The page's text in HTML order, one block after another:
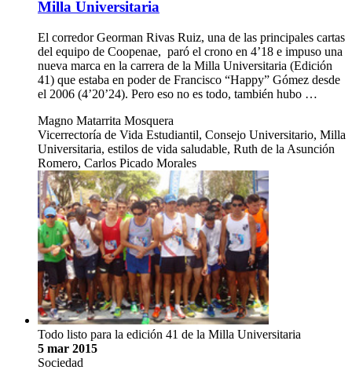
Milla Universitaria
El corredor Georman Rivas Ruiz, una de las principales cartas
del equipo de Coopenae, paró el crono en 4’18 e impuso una
nueva marca en la carrera de la Milla Universitaria (Edición
41) que estaba en poder de Francisco “Happy” Gómez desde
el 2006 (4’20’24). Pero eso no es todo, también hubo …
Magno Matarrita Mosquera
Vicerrectoría de Vida Estudiantil, Consejo Universitario, Milla
Universitaria, estilos de vida saludable, Ruth de la Asunción
Romero, Carlos Picado Morales
Todo listo para la edición 41 de la Milla Universitaria
5 mar 2015
Sociedad